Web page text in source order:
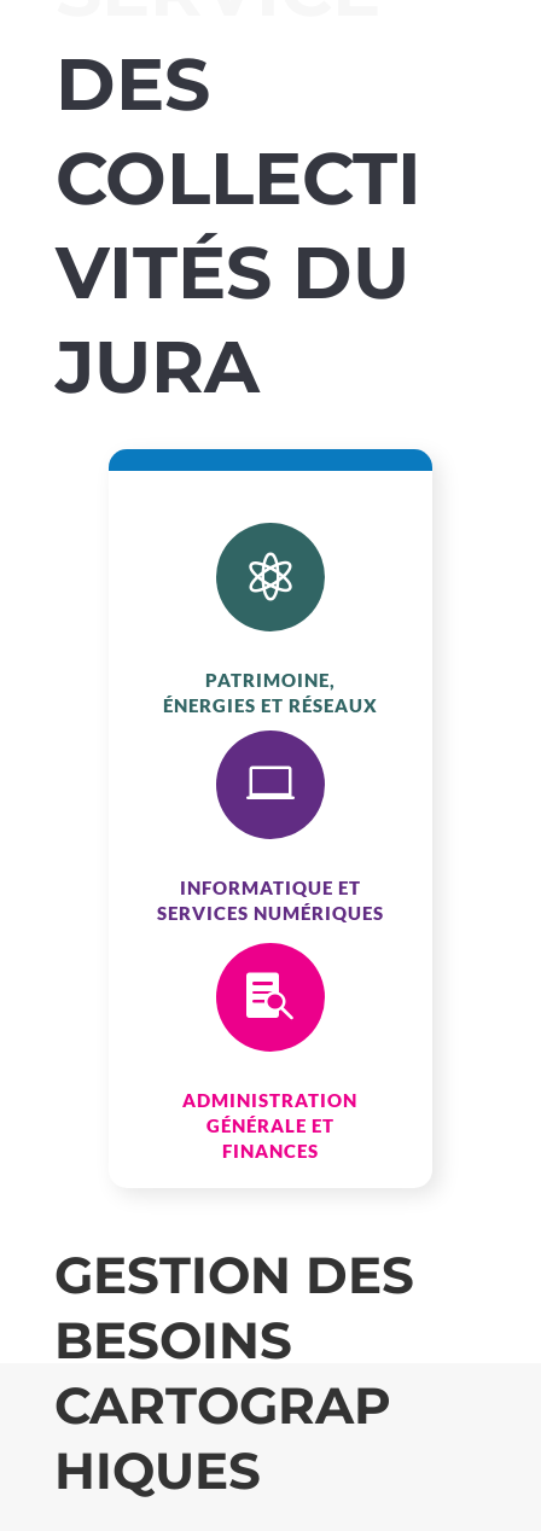
DES
COLLECTI
VITÉS DU
JURA

PATRIMOINE,
ÉNERGIES ET RÉSEAUX

INFORMATIQUE ET
SERVICES NUMÉRIQUES

ADMINISTRATION
GÉNÉRALE ET
FINANCES
GESTION DES
BESOINS
CARTOGRAP
HIQUES